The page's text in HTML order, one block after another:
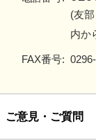
(友
内か
FAX番号:
ご意見・ご質問